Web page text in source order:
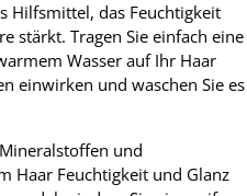
Hilfsmittel, das Feuchtigkeit
stärkt. Tragen Sie einfach eine
Wasser auf Ihr Haar
einwirken und waschen Sie es
und
Haar Feuchtigkeit und Glanz